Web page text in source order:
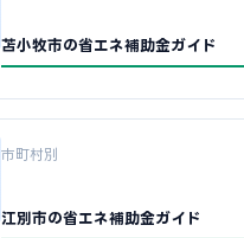
苫小牧市の省エネ補助金ガイド
市町村別
江別市の省エネ補助金ガイド